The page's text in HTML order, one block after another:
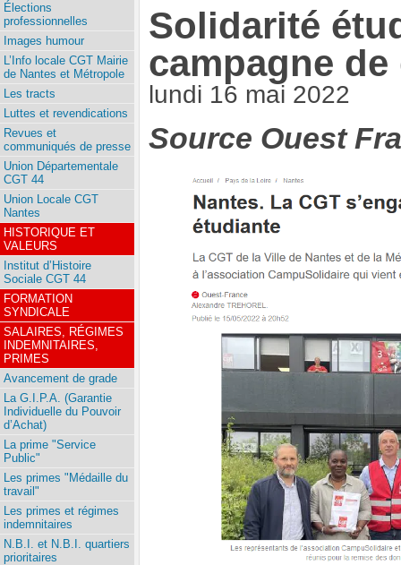
Solidarité
campagne
lundi 16 mai 2022
Source Ouest
Élections
professionnelles
Images humour
L’Info locale CGT Mairie
de Nantes et Métropole
Les tracts
Luttes et revendications
Revues et
communiqués de presse
Union Départementale
CGT 44
Union Locale CGT
Nantes
HISTORIQUE ET
VALEURS
Institut d’Histoire
Sociale CGT 44
FORMATION
SYNDICALE
SALAIRES, RÉGIMES
INDEMNITAIRES,
PRIMES
Avancement de grade
La G.I.P.A. (Garantie
Individuelle du Pouvoir
d’Achat)
La prime "Service
Public"
Les primes "Médaille du
travail"
Les primes et régimes
indemnitaires
N.B.I. et N.B.I. quartiers
prioritaires